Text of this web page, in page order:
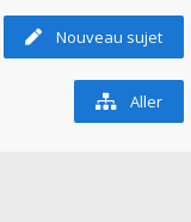
Nouveau sujet
Aller